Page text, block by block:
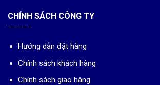
CHÍNH SÁCH CÔNG TY
Hướng dẫn đặt hàng
Chính sách khách hàng
Chính sách giao hàng